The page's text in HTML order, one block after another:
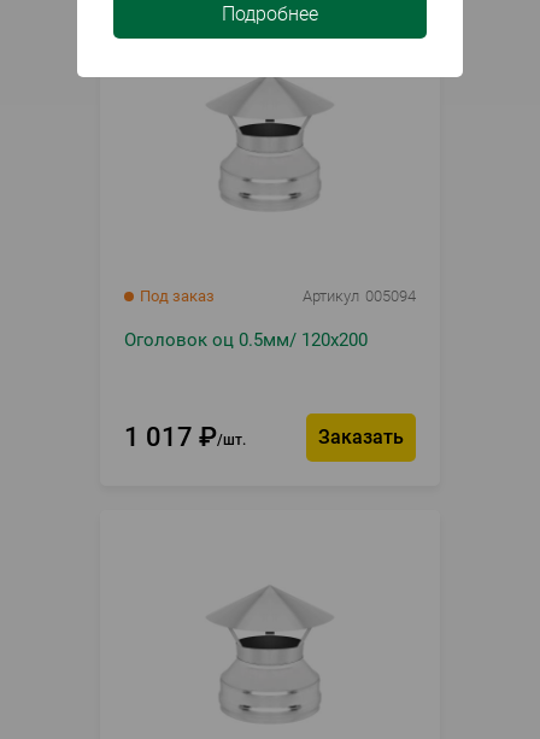
Под заказ Артикул 005094
Оголовок оц 0.5мм/ 120х200
1 017 ₽ шт. Заказать
Подробнее